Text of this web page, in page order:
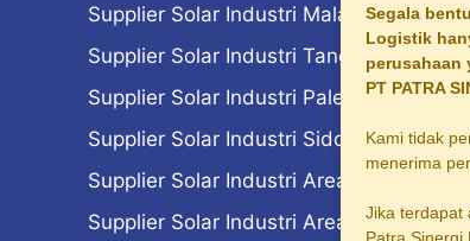
Supplier Solar Industri Malang
Supplier Solar Industri Tangerang
Supplier Solar Industri Palembang
Supplier Solar Industri Sidoarjo
Supplier Solar Industri Area Karawang
Supplier Solar Industri Area Bogor
Segala
Logistik
perusahaan
PT PATRA
Kami tidak
menerima
Jika terdapat